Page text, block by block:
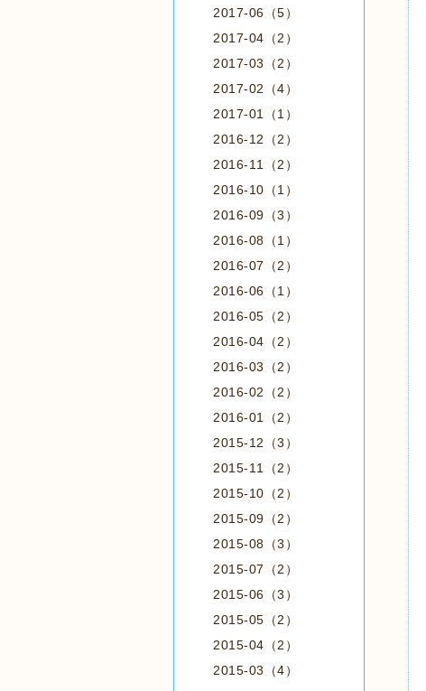
2017-06（5）
2017-04（2）
2017-03（2）
2017-02（4）
2017-01（1）
2016-12（2）
2016-11（2）
2016-10（1）
2016-09（3）
2016-08（1）
2016-07（2）
2016-06（1）
2016-05（2）
2016-04（2）
2016-03（2）
2016-02（2）
2016-01（2）
2015-12（3）
2015-11（2）
2015-10（2）
2015-09（2）
2015-08（3）
2015-07（2）
2015-06（3）
2015-05（2）
2015-04（2）
2015-03（4）